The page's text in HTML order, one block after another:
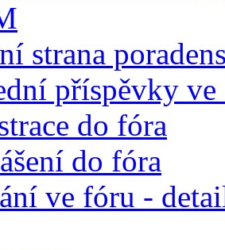
strana
příspěvky
do fóra
do fóra
ve fóru -